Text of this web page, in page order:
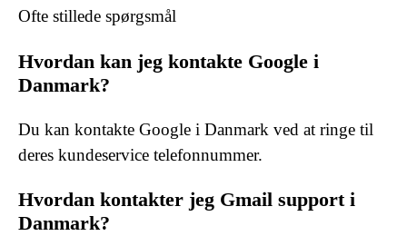
Ofte stillede spørgsmål
Hvordan kan jeg kontakte Google i
Danmark?
Du kan kontakte Google i Danmark ved at ringe til
deres kundeservice telefonnummer.
Hvordan kontakter jeg Gmail support i
Danmark?